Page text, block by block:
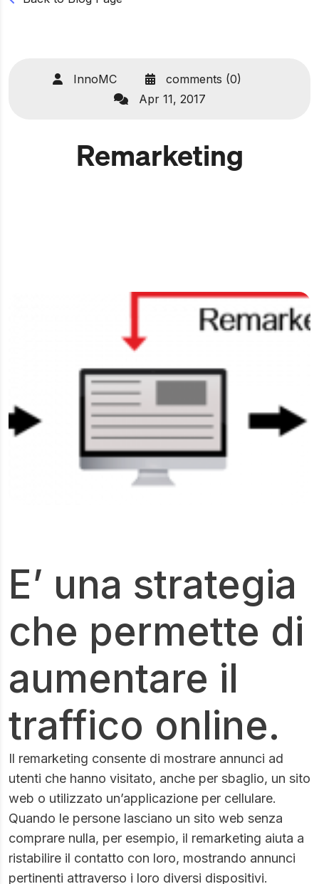
InnoMC
comments (0)
Apr 11, 2017
Remarketing
E’ una strategia
che permette di
aumentare il
traffico online.
Il remarketing consente di mostrare annunci ad
utenti che hanno visitato, anche per sbaglio, un sito
web o utilizzato un’applicazione per cellulare.
Quando le persone lasciano un sito web senza
comprare nulla, per esempio, il remarketing aiuta a
ristabilire il contatto con loro, mostrando annunci
pertinenti attraverso i loro diversi dispositivi.